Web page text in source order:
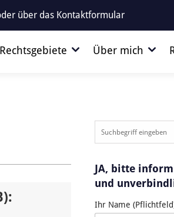
über das Kontaktformular
Rechtsgebiete Über mich
JA, bitte
und
Ihr Name